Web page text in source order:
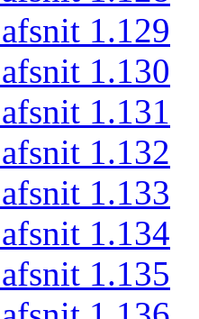
1.129
1.130
1.131
1.132
1.133
1.134
1.135